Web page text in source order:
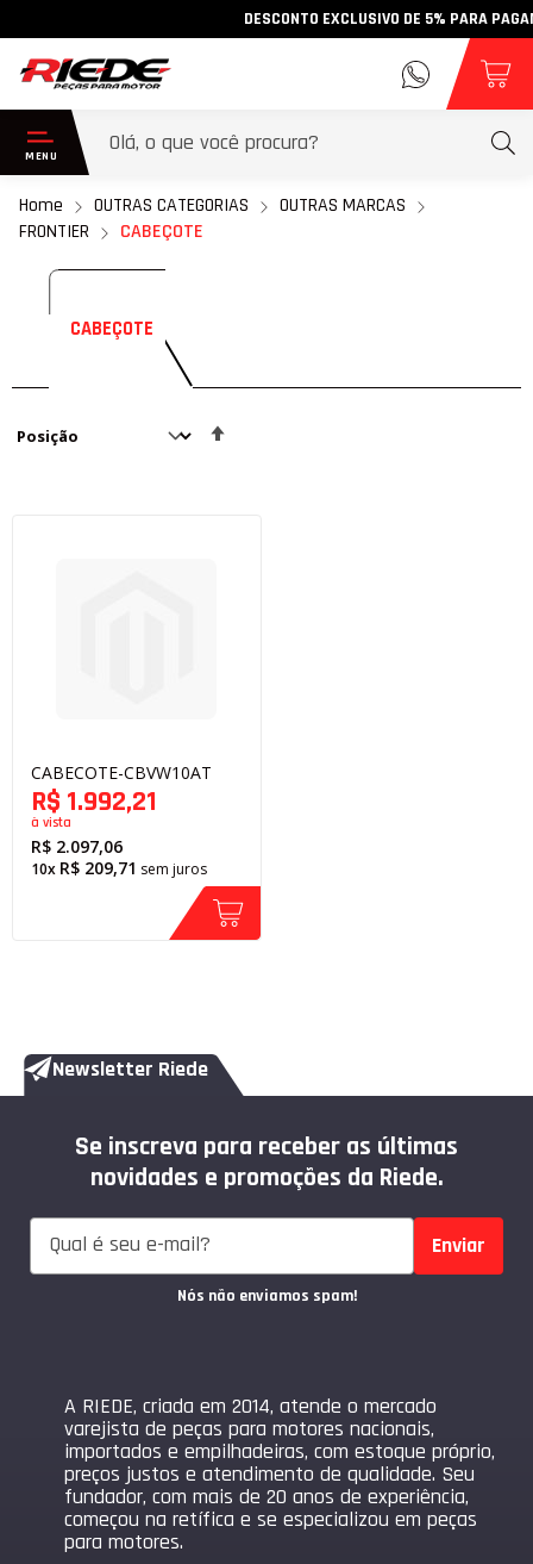
DESCONTO EXCLUSIVO DE 5% PARA
Home OUTRAS CATEGORIAS
OUTRAS MARCAS
FRONTIER
CABEÇOTE
CABEÇOTE
CABECOTE-CBVW10AT
R$ 2.097,06
R$ 1.992,21
à vista
10x R$ 209,71 sem juros
Newsletter Riede
Se inscreva para receber as últimas
novidades e promoções da Riede.
Enviar
Nós não enviamos spam!
A RIEDE, criada em 2014, atende o mercado
varejista de peças para motores nacionais,
importados e empilhadeiras, com estoque próprio,
preços justos e atendimento de qualidade. Seu
fundador, com mais de 20 anos de experiência,
começou na retífica e se especializou em peças
para motores.